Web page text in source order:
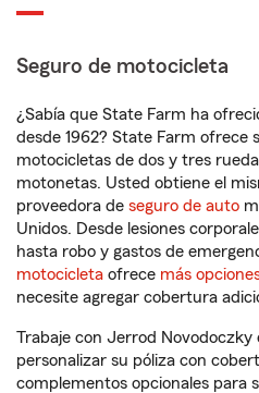
Seguro de motocicleta
¿Sabía que State Farm ha
desde 1962? State Farm ofrece
motocicletas de dos y tres
motonetas. Usted obtiene el
proveedora de seguro de auto
Unidos. Desde lesiones
hasta robo y gastos de
motocicleta ofrece más
necesite agregar cobertura
Trabaje con Jerrod Novodoczky
personalizar su póliza con
complementos opcionales para